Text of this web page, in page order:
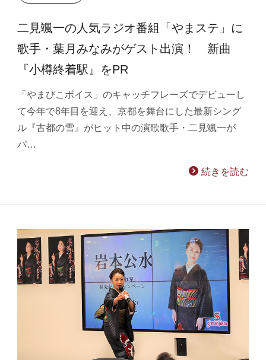
二見颯一の人気ラジオ番組「やまステ」に
歌手・葉月みなみがゲスト出演！ 新曲
『小樽終着駅』をPR
「やまびこボイス」のキャッチフレーズでデビューし
て今年で8年目を迎え、京都を舞台にした最新シング
ル『古都の雪』がヒット中の演歌歌手・二見颯一が
パ…
続きを読む